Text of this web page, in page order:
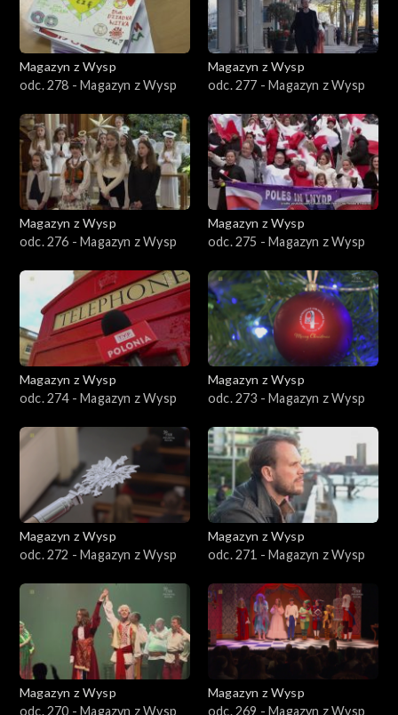
Magazyn z Wysp
odc. 278 - Magazyn z Wysp
Magazyn z Wysp
odc. 277 - Magazyn z Wysp
Magazyn z Wysp
odc. 276 - Magazyn z Wysp
Magazyn z Wysp
odc. 275 - Magazyn z Wysp
Magazyn z Wysp
odc. 274 - Magazyn z Wysp
Magazyn z Wysp
odc. 273 - Magazyn z Wysp
Magazyn z Wysp
odc. 272 - Magazyn z Wysp
Magazyn z Wysp
odc. 271 - Magazyn z Wysp
Magazyn z Wysp
odc. 270 - Magazyn z Wysp
Magazyn z Wysp
odc. 269 - Magazyn z Wysp